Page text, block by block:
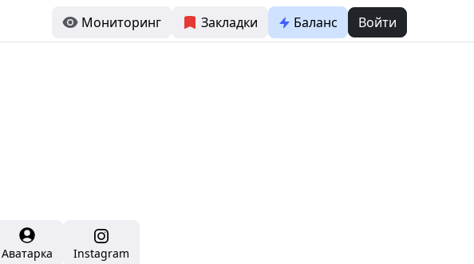
Мониторинг Закладки Баланс Войти
Аватарка Instagram